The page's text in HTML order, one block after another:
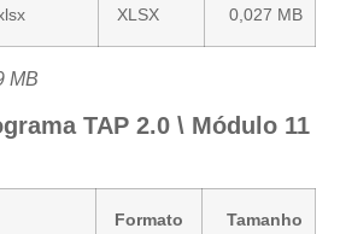
XLSX 0,027 MB
MB
TAP 2.0 \ Módulo 11
Formato Tamanho